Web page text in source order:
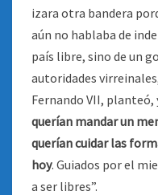
izara otra bandera
aún no hablaba de
país libre, sino de un
autoridades
Fernando VII, planteó,
querían mandar un
querían cuidar las
hoy. Guiados por el
a ser libres”.